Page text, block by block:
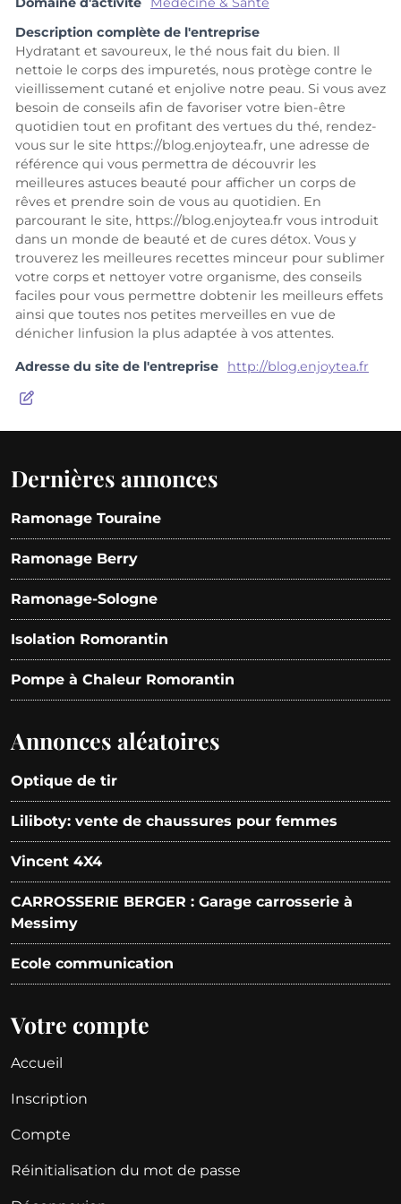
Description complète de l'entreprise
Hydratant et savoureux, le thé nous fait du bien. Il
nettoie le corps des impuretés, nous protège contre le
vieillissement cutané et enjolive notre peau. Si vous avez
besoin de conseils afin de favoriser votre bien-être
quotidien tout en profitant des vertues du thé, rendez-
vous sur le site https://blog.enjoytea.fr, une adresse de
référence qui vous permettra de découvrir les
meilleures astuces beauté pour afficher un corps de
rêves et prendre soin de vous au quotidien. En
parcourant le site, https://blog.enjoytea.fr vous introduit
dans un monde de beauté et de cures détox. Vous y
trouverez les meilleures recettes minceur pour sublimer
votre corps et nettoyer votre organisme, des conseils
faciles pour vous permettre dobtenir les meilleurs effets
ainsi que toutes nos petites merveilles en vue de
dénicher linfusion la plus adaptée à vos attentes.
Adresse du site de l'entreprise http://blog.enjoytea.fr
Dernières annonces
Ramonage Touraine
Ramonage Berry
Ramonage-Sologne
Isolation Romorantin
Pompe à Chaleur Romorantin
Annonces aléatoires
Optique de tir
Liliboty: vente de chaussures pour femmes
Vincent 4X4
CARROSSERIE BERGER : Garage carrosserie à
Messimy
Ecole communication
Votre compte
Accueil
Inscription
Compte
Réinitialisation du mot de passe